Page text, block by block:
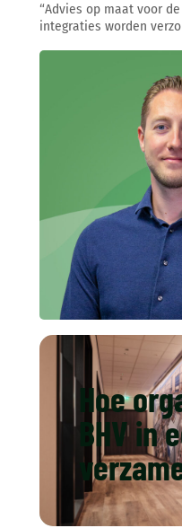
“Advies op maat voor
integraties worden
Hoe
BHV in